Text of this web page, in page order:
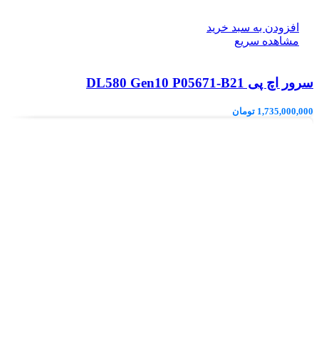
افزودن به سبد خرید
مشاهده سریع
سرور اچ پی DL580 Gen10 P05671-B21
1,735,000,000 تومان